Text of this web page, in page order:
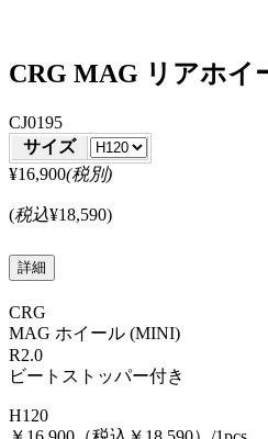
CRG MAG リアホイ
CJ0195
サイズ
¥16,900(税別)
(税込¥18,590)
詳細
CRG
MAG ホイール (MINI)
R2.0
ビートストッパー付き
H120